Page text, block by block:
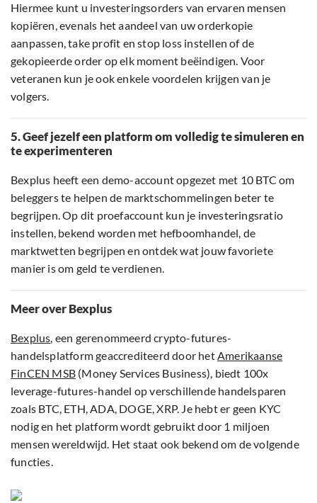
Hiermee kunt u investeringsorders van ervaren mensen
kopiëren, evenals het aandeel van uw orderkopie
aanpassen, take profit en stop loss instellen of de
gekopieerde order op elk moment beëindigen. Voor
veteranen kun je ook enkele voordelen krijgen van je
volgers.
5. Geef jezelf een platform om volledig te simuleren en
te experimenteren
Bexplus heeft een demo-account opgezet met 10 BTC om
beleggers te helpen de marktschommelingen beter te
begrijpen. Op dit proefaccount kun je investeringsratio
instellen, bekend worden met hefboomhandel, de
marktwetten begrijpen en ontdek wat jouw favoriete
manier is om geld te verdienen.
Meer over Bexplus
Bexplus, een gerenommeerd crypto-futures-
handelsplatform geaccrediteerd door hetAmerikaanse
FinCEN MSB (Money Services Business), biedt 100x
leverage-futures-handel op verschillende handelsparen
zoals BTC, ETH, ADA, DOGE, XRP. Je hebt er geen KYC
nodig en het platform wordt gebruikt door 1 miljoen
mensen wereldwijd. Het staat ook bekend om de volgende
functies.